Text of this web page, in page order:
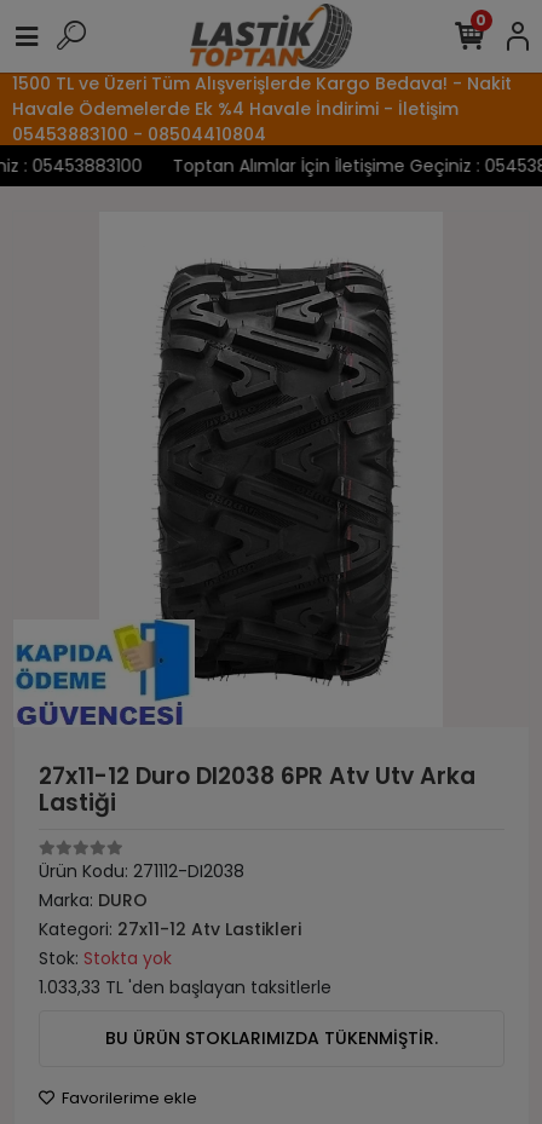
1500 TL ve Üzeri Tüm Alışverişlerde Kargo Bedava! - Nakit
Havale Ödemelerde Ek %4 Havale İndirimi - İletişim
05453883100 - 08504410804
05453883100
Toptan Alımlar İçin İletişime Geçiniz :
0
27x11-12 Duro DI2038 6PR Atv Utv Arka
Lastiği
Ürün Kodu: 271112-DI2038
Marka: DURO
Kategori: 27x11-12 Atv Lastikleri
Stok: Stokta yok
1.033,33 TL 'den başlayan taksitlerle
BU ÜRÜN STOKLARIMIZDA TÜKENMİŞTİR.
Favorilerime ekle